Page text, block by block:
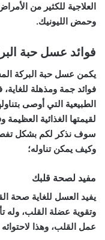
العلاجية للكثير من
وحمض الليونيك.
فوائد عسل حبة
يكمن عسل حبة البركة
فوائد جمة ومذهلة
الطبيعية التي أوصى
لقيمتها الغذائية
سوف نذكر لكم بشكل
وكيف يمكن تناوله؛
مفيد لصحة قلبك
يفيد العسل للغاية صحة
وتقوية عضلة القلب، وله
عمل القلب، وهذا